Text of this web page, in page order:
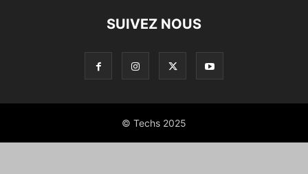
SUIVEZ NOUS
© Techs 2025